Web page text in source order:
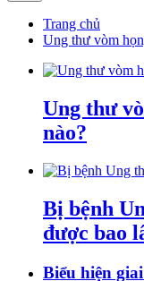
Trang chủ
Ung thư vòm
Ung thư
nào?
Bị bệnh
được bao
Biểu hiện